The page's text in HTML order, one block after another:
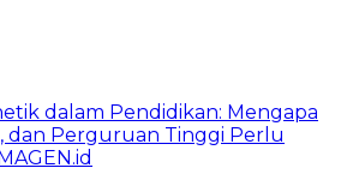
dalam Pendidikan: Mengapa
dan Perguruan Tinggi Perlu